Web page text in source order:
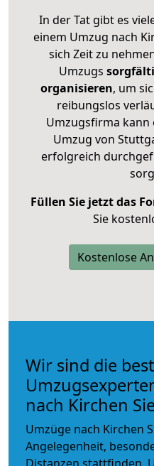
In der Tat gibt es
einem Umzug nach
sich Zeit zu
Umzugs
organisieren, um
reibungslos
Umzugsfirma
Umzug von
erfolgreich
Füllen Sie jetzt das
Sie
Kostenlose
Wir sind die
nach Kirchen
Umzüge nach Kirchen
Angelegenheit,